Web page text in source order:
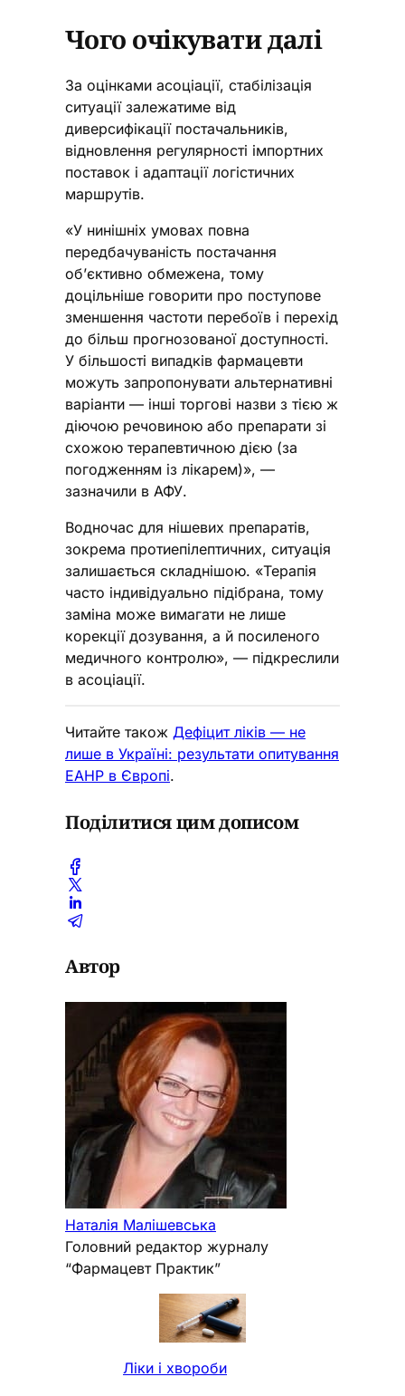
Чого очікувати далі
За оцінками асоціації, стабілізація
ситуації залежатиме від
диверсифікації постачальників,
відновлення регулярності імпортних
поставок і адаптації логістичних
маршрутів.
«У нинішніх умовах повна
передбачуваність постачання
об’єктивно обмежена, тому
доцільніше говорити про поступове
зменшення частоти перебоїв і перехід
до більш прогнозованої доступності.
У більшості випадків фармацевти
можуть запропонувати альтернативні
варіанти — інші торгові назви з тією ж
діючою речовиною або препарати зі
схожою терапевтичною дією (за
погодженням із лікарем)», —
зазначили в АФУ.
Водночас для нішевих препаратів,
зокрема протиепілептичних, ситуація
залишається складнішою. «Терапія
часто індивідуально підібрана, тому
заміна може вимагати не лише
корекції дозування, а й посиленого
медичного контролю», — підкреслили
в асоціації.
Читайте також Дефіцит ліків — не
лише в Україні: результати опитування
EAHP в Європі.
Поділитися цим дописом
Автор
Наталія Малішевська
Головний редактор журналу
“Фармацевт Практик”
Ліки і хвороби